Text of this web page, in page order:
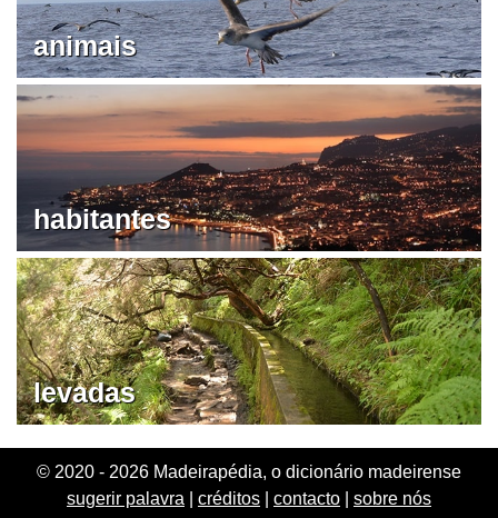
animais
habitantes
levadas
© 2020 - 2026 Madeirapédia, o dicionário madeirense
sugerir palavra
créditos contacto sobre nós